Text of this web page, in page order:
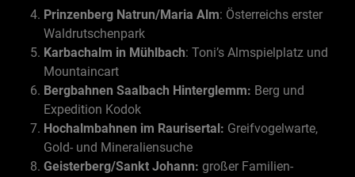
Prinzenberg Natrun/Maria Alm: Österreichs erster
Waldrutschenpark
Karbachalm in Mühlbach: Toni’s Almspielplatz und
Mountaincart
Bergbahnen Saalbach Hinterglemm: Berg und
Expedition Kodok
Hochalmbahnen im Raurisertal: Greifvogelwarte,
Gold- und Mineraliensuche
Geisterberg/Sankt Johann: großer Familien-